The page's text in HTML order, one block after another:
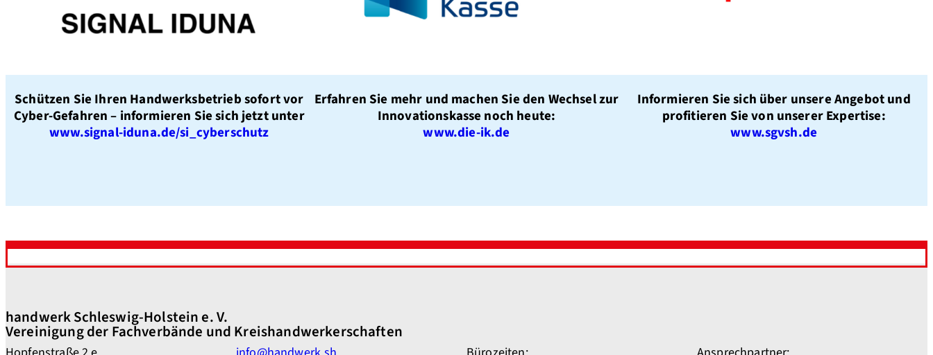
Schützen Sie Ihren Handwerksbetrieb sofort vor
Cyber-Gefahren – informieren Sie sich jetzt unter
www.signal-iduna.de/si_cyberschutz
Erfahren Sie mehr und machen Sie den Wechsel zur
Innovationskasse noch heute:
www.die-ik.de
Informieren Sie sich über unsere Angebot und
profitieren Sie von unserer Expertise:
www.sgvsh.de
handwerk Schleswig-Holstein e. V.
Vereinigung der Fachverbände und Kreishandwerkerschaften